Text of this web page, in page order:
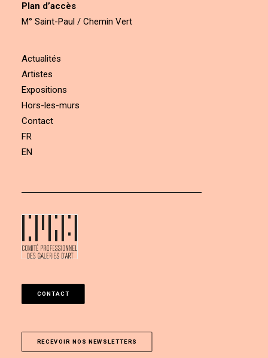
Plan d’accès
M° Saint-Paul / Chemin Vert
Actualités
Artistes
Expositions
Hors-les-murs
Contact
FR
EN
CONTACT
RECEVOIR NOS NEWSLETTERS